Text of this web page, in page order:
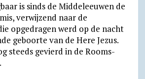
is sinds de Middeleeuwen de
verwijzend naar de
opgedragen werd op de nacht
geboorte van de Here Jezus.
steeds gevierd in de Rooms-